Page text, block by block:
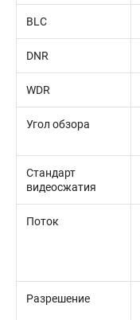
BLC
DNR
WDR
Угол обзора
Стандарт
видеосжатия
Поток
Разрешение